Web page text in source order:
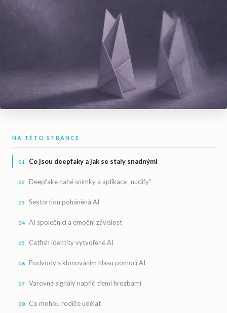
NA TÉTO STRÁNCE
Co jsou deepfaky a jak se staly snadnými
Deepfake nahé snímky a aplikace „nudify“
Sextortion poháněná AI
AI společníci a emoční závislost
Catfish identity vytvořené AI
Podvody s klonováním hlasu pomocí AI
Varovné signály napříč třemi hrozbami
Co mohou rodiče udělat